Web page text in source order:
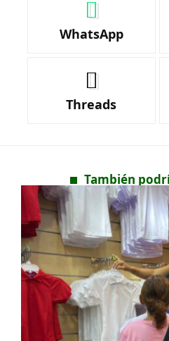
WhatsApp
Threads
También